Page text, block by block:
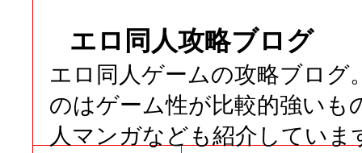
エロ同人攻略ブログ
エロ同人ゲームの攻略ブロ
のはゲーム性が比較的強いも
人マンガなども紹介してい